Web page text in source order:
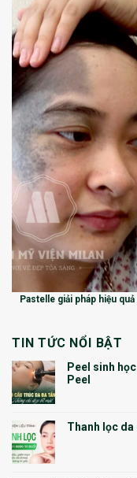
Pastelle giải pháp hiệu
TIN TỨC NỔI BẬT
Peel sinh
Peel
Thanh lọc da